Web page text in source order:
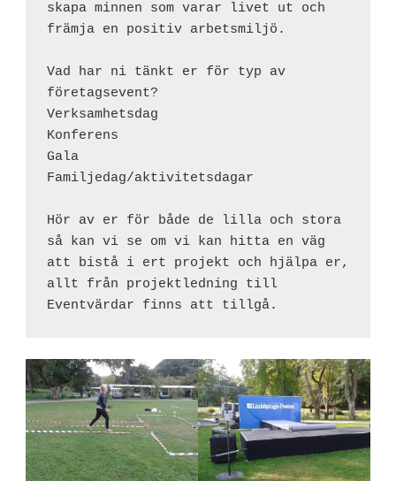
skapa minnen som varar livet ut och
främja en positiv arbetsmiljö.
Vad har ni tänkt er för typ av
företagsevent?
Verksamhetsdag
Konferens
Gala
Familjedag/aktivitetsdagar
Hör av er för både de lilla och stora
så kan vi se om vi kan hitta en väg
att bistå i ert projekt och hjälpa er,
allt från projektledning till
Eventvärdar finns att tillgå.